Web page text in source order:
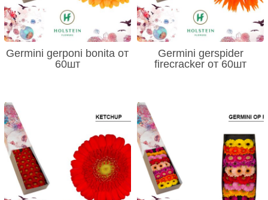
Germini gerponi bonita от
60шт
Germini gerspider
firecracker от 60шт